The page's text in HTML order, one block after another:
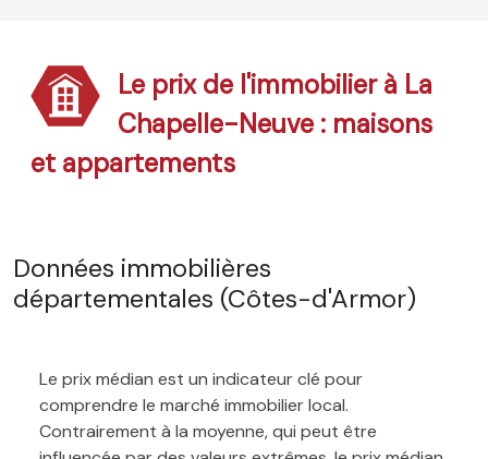
Le prix de l'immobilier à La
Chapelle-Neuve : maisons
et appartements
Données immobilières
départementales (Côtes-d'Armor)
Le prix médian est un indicateur clé pour
comprendre le marché immobilier local.
Contrairement à la moyenne, qui peut être